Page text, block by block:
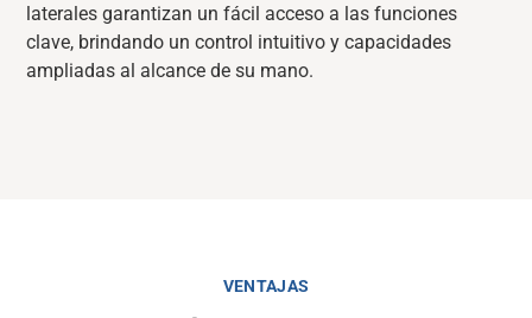
laterales garantizan un fácil acceso a las funciones
clave, brindando un control intuitivo y capacidades
ampliadas al alcance de su mano.
VENTAJAS